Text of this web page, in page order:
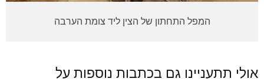
המפל התחתון של הצין ליד צומת הערבה
אולי תתעניינו גם בכתבות נוספות על